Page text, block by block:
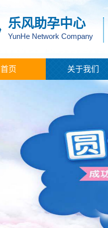
乐风助孕中心
YunHe Network Company
首页 关于我们